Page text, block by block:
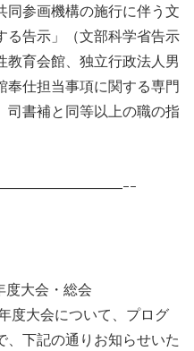
参画機構の施行に伴う文
る告示」（文部科学省告示
教育会館、独立行政法人男
奉仕担当事項に関する専門
司書補と同等以上の職の指
ｰｰ
度大会・総会
度大会について、プログ
、下記の通りお知らせいた